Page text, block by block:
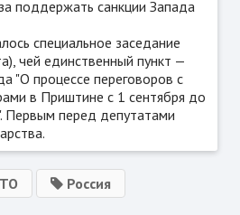
поддержать санкции Запада
специальное заседание
чей единственный пункт —
"О процессе переговоров с
в Приштине с 1 сентября до
Первым перед депутатами
Россия